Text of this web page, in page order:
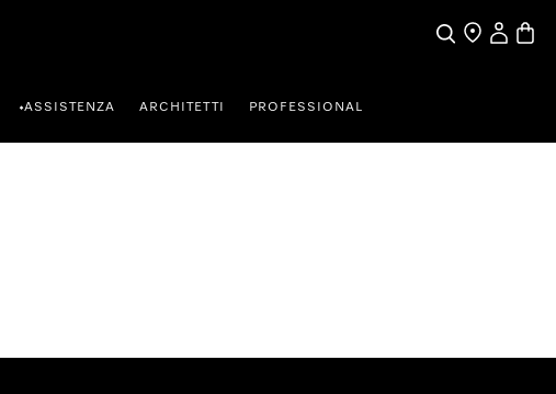
CercaRicerca
Il mio
•ASSISTENZA ARCHITETTI PROFESSIONAL